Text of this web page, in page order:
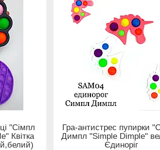
"Сімпл
Квітка
Гра-антистрес пупирки
Димпл "Simple Dimple"
Єдиноріг